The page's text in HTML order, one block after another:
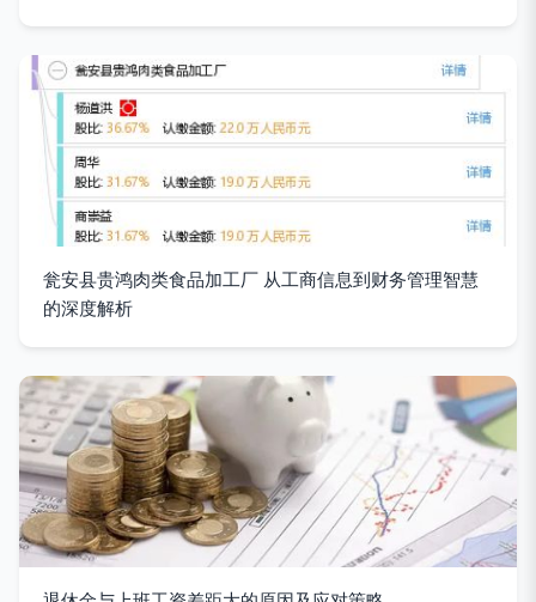
瓮安县贵鸿肉类食品加工厂 从工商信息到财务管理智慧
的深度解析